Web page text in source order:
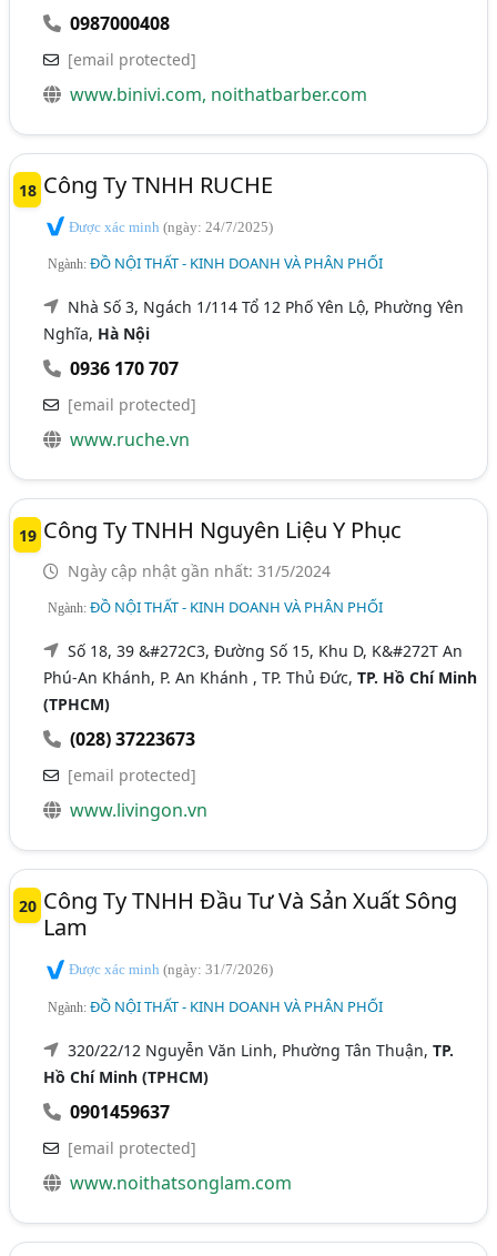
0987000408
[email protected]
www.binivi.com, noithatbarber.com
18 Công Ty TNHH RUCHE
Được xác minh(ngày: 24/7/2025)
Ngành:ĐỒ NỘI THẤT - KINH DOANH VÀ PHÂN PHỐI
Nhà Số 3, Ngách 1/114 Tổ 12 Phố Yên Lộ, Phường Yên
Nghĩa, Hà Nội
0936 170 707
[email protected]
www.ruche.vn
19 Công Ty TNHH Nguyên Liệu Y Phục
Ngày cập nhật gần nhất: 31/5/2024
Ngành:ĐỒ NỘI THẤT - KINH DOANH VÀ PHÂN PHỐI
Số 18, 39 &#272C3, Đường Số 15, Khu D, K&#272T An
Phú-An Khánh, P. An Khánh , TP. Thủ Đức,TP. Hồ Chí Minh
(TPHCM)
(028) 37223673
[email protected]
www.livingon.vn
20 Công Ty TNHH Đầu Tư Và Sản Xuất Sông
Lam
Được xác minh(ngày: 31/7/2026)
Ngành:ĐỒ NỘI THẤT - KINH DOANH VÀ PHÂN PHỐI
320/22/12 Nguyễn Văn Linh, Phường Tân Thuận,TP.
Hồ Chí Minh (TPHCM)
0901459637
[email protected]
www.noithatsonglam.com